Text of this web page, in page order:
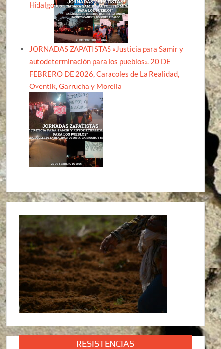
Hidalgo
JORNADAS ZAPATISTAS «Justicia para Samir y
autodeterminación para los pueblos». 20 DE
FEBRERO DE 2026, Caracoles de La Realidad,
Oventik, Garrucha y Morelia
RESISTENCIAS